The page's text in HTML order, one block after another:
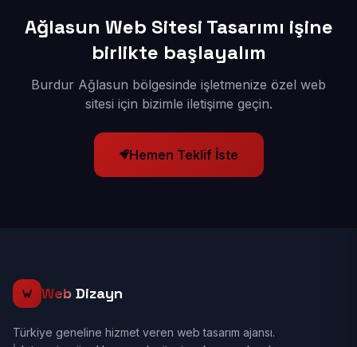
Ağlasun Web Sitesi Tasarımı işine
birlikte başlayalım
Burdur Ağlasun bölgesinde işletmenize özel web
sitesi için bizimle iletişime geçin.
Hemen Teklif İste
Web Dizayn
Türkiye geneline hizmet veren web tasarım ajansı.